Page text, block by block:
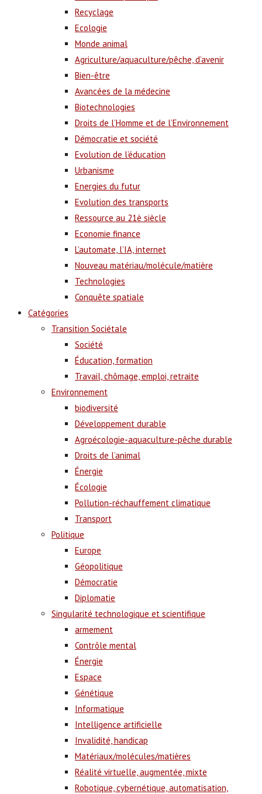
Recyclage
Ecologie
Monde animal
Agriculture/aquaculture/pêche, d’avenir
Bien-être
Avancées de la médecine
Biotechnologies
Droits de l’Homme et de l’Environnement
Démocratie et société
Evolution de l’éducation
Urbanisme
Energies du futur
Evolution des transports
Ressource au 21è siècle
Economie finance
L’automate, l’IA, internet
Nouveau matériau/molécule/matière
Technologies
Conquête spatiale
Catégories
Transition Sociétale
Société
Éducation, formation
Travail, chômage, emploi, retraite
Environnement
biodiversité
Développement durable
Agroécologie-aquaculture-pêche durable
Droits de l’animal
Énergie
Écologie
Pollution-réchauffement climatique
Transport
Politique
Europe
Géopolitique
Démocratie
Diplomatie
Singularité technologique et scientifique
armement
Contrôle mental
Énergie
Espace
Génétique
Informatique
Intelligence artificielle
Invalidité, handicap
Matériaux/molécules/matières
Réalité virtuelle, augmentée, mixte
Robotique, cybernétique, automatisation,